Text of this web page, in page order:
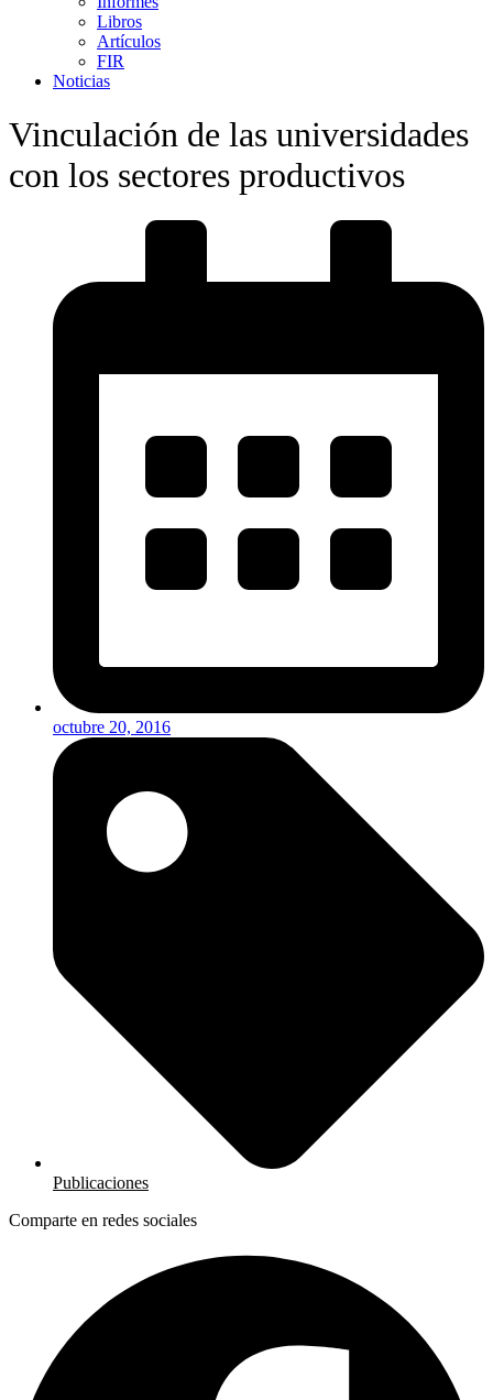
Libros
Artículos
FIR
Noticias
Vinculación de las universidades
con los sectores productivos
octubre 20, 2016
Publicaciones
Comparte en redes sociales